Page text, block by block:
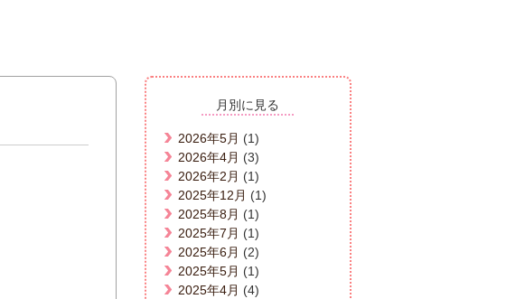
月別に見る
2026年5月 (1)
2026年4月 (3)
2026年2月 (1)
2025年12月 (1)
2025年8月 (1)
2025年7月 (1)
2025年6月 (2)
2025年5月 (1)
2025年4月 (4)